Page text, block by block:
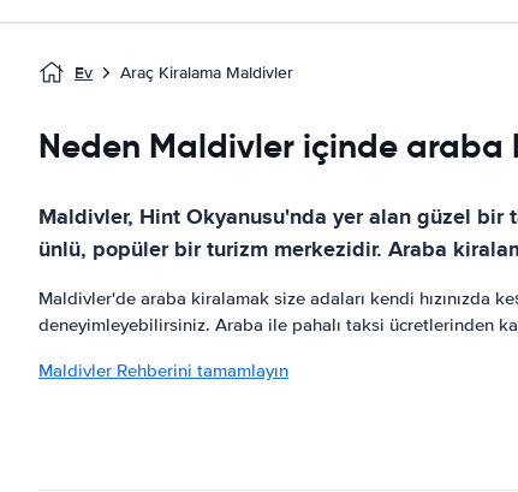
Ev Araç Kiralama Maldivler
Neden Maldivler içinde araba
Maldivler, Hint Okyanusu'nda yer alan güzel bir
ünlü, popüler bir turizm merkezidir. Araba
Maldivler'de araba kiralamak size adaları kendi hızınızda
deneyimleyebilirsiniz. Araba ile pahalı taksi ücretlerinden
Maldivler Rehberini tamamlayın